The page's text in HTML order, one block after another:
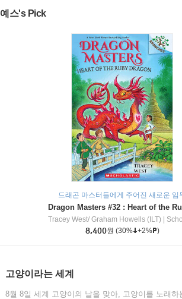
예스's Pick
드래곤 마스터들에게 주어진 새로운 임
Tracey West/ Graham Howells (ILT)
8,400원 (30% +2% )
고양이라는 세계
8월 8일 세계 고양이의 날을 맞아, 고양이를 노래하